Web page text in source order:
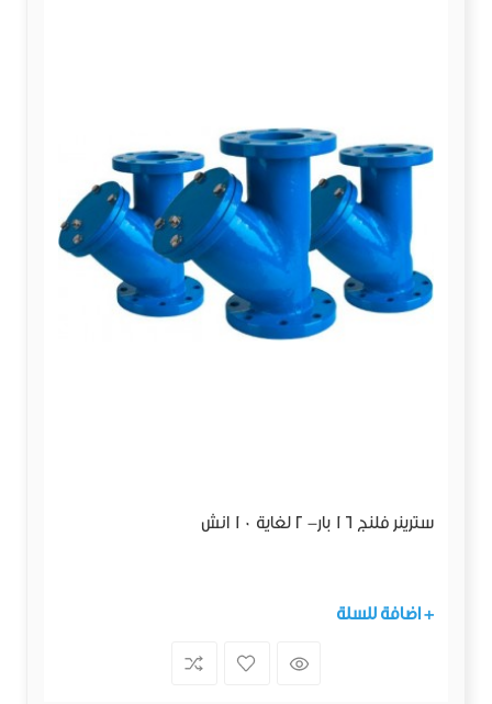
سترينر فلنج 16 بار- 2 لغاية 10 انش
+ اضافة للسلة